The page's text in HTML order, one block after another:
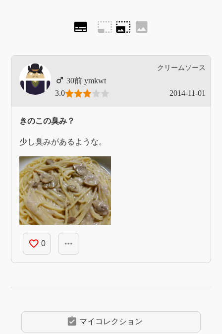
subtitles photo_size_select_small photo_size_select_large image
クリームソース
ymkwt
3.0
2014-11-01
きのこの臭み？
少し臭みがあるような。
favorite_border 0 more_horiz
assignment_turned_in マイコレクション